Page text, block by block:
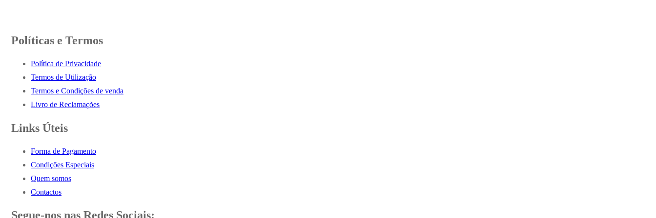
Políticas e Termos
Política de Privacidade
Termos de Utilização
Termos e Condições de venda
Livro de Reclamações
Links Úteis
Forma de Pagamento
Condições Especiais
Quem somos
Contactos
Segue-nos nas Redes Sociais: